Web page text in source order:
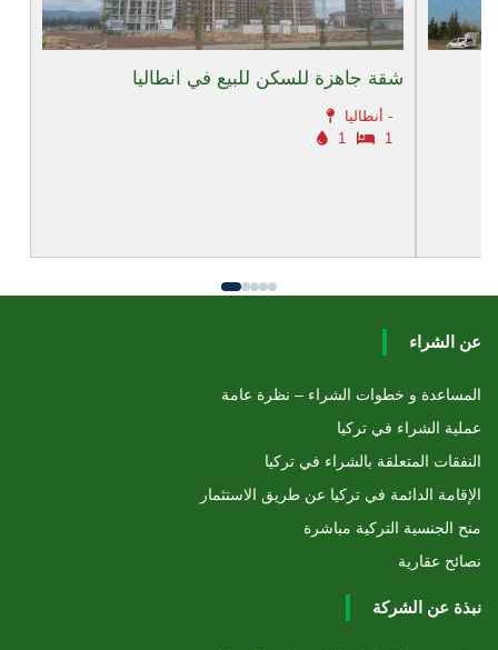
شقة جاهزة للسكن للبيع في انطاليا
أنطاليا -
1
1
عن الشراء
المساعدة و خطوات الشراء – نظرة عامة
عملية الشراء في تركيا
النفقات المتعلقة بالشراء في تركيا
الإقامة الدائمة في تركيا عن طريق الاستثمار
منح الجنسية التركية مباشرة
نصائح عقارية
نبذة عن الشركة